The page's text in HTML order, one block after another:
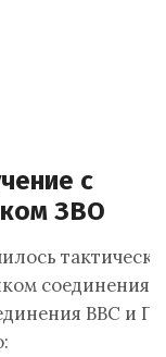
с
ЗВО
соединения
ВВС и